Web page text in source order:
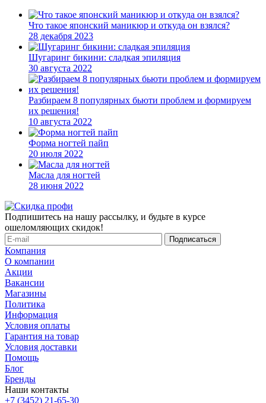
Что такое японский маникюр и откуда он взялся?
28 декабря 2023
Шугаринг бикини: сладкая эпиляция
30 августа 2022
Разбираем 8 популярных бьюти проблем и формируем
их решения!
10 августа 2022
Форма ногтей пайп
20 июля 2022
Масла для ногтей
28 июня 2022
Подпишитесь на нашу рассылку, и будьте в курсе
ошеломляющих скидок!
Компания
О компании
Акции
Вакансии
Магазины
Политика
Информация
Условия оплаты
Гарантия на товар
Условия доставки
Помощь
Блог
Бренды
Наши контакты
+7 (3452) 21-65-30